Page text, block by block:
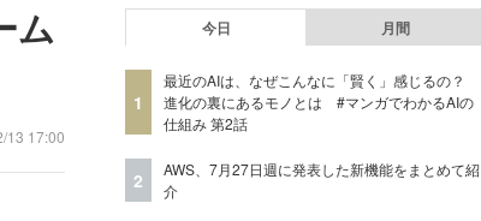
ム
13 17:00
今日 月間
1
最近のAIは、なぜこんなに「賢く」感じるの？
進化の裏にあるモノとは #マンガでわかるAIの
仕組み 第2話
2
AWS、7月27日週に発表した新機能をまとめて紹
介